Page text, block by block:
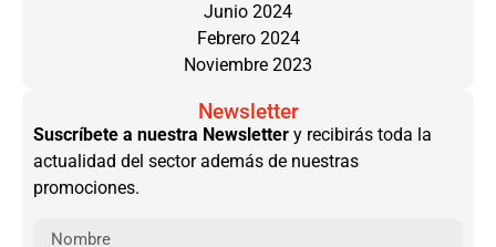
Junio 2024
Febrero 2024
Noviembre 2023
Newsletter
Suscríbete a nuestra Newsletter y recibirás toda la
actualidad del sector además de nuestras
promociones.